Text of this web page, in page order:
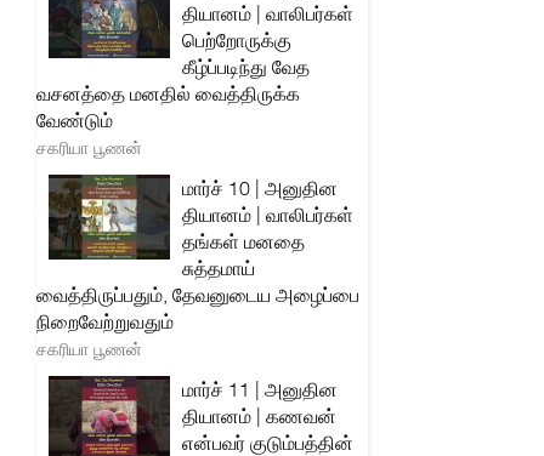
தியானம் | வாலிபர்கள்
பெற்றோருக்கு
கீழ்ப்படிந்து வேத
வசனத்தை மனதில் வைத்திருக்க
வேண்டும்
சகரியா பூணன்
மார்ச் 10 | அனுதின
தியானம் | வாலிபர்கள்
தங்கள் மனதை
சுத்தமாய்
வைத்திருப்பதும், தேவனுடைய அழைப்பை
நிறைவேற்றுவதும்
சகரியா பூணன்
மார்ச் 11 | அனுதின
தியானம் | கணவன்
என்பவர் குடும்பத்தின்